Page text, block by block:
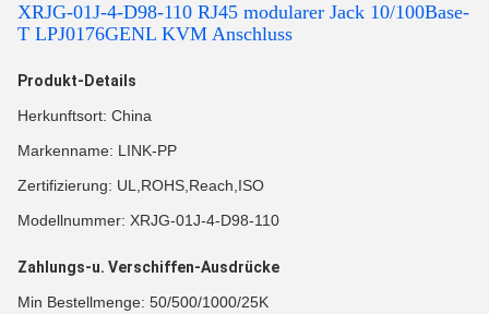
XRJG-01J-4-D98-110 RJ45 modularer Jack 10/100Base-
T LPJ0176GENL KVM Anschluss
Produkt-Details
Herkunftsort: China
Markenname: LINK-PP
Zertifizierung: UL,ROHS,Reach,ISO
Modellnummer: XRJG-01J-4-D98-110
Zahlungs-u. Verschiffen-Ausdrücke
Min Bestellmenge: 50/500/1000/25K